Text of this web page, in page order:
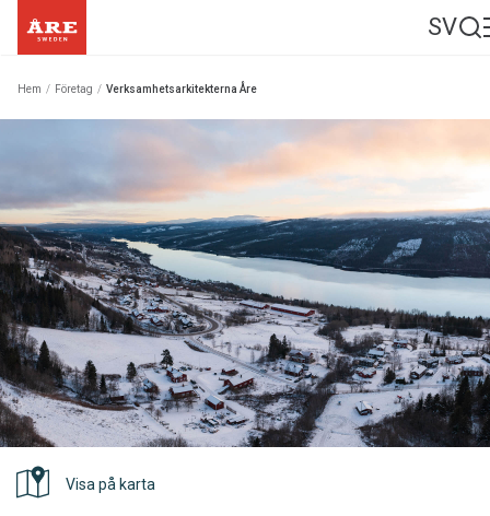
SV
Hem / Företag / Verksamhetsarkitekterna Åre
Visa på karta